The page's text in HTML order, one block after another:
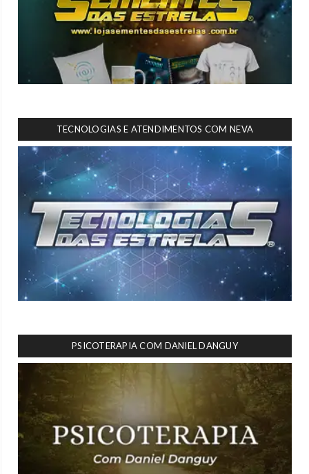
TECNOLOGIAS E ATENDIMENTOS COM NEVA
PSICOTERAPIA COM DANIEL DANGUY